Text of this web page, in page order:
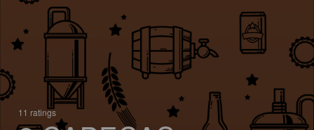
11 ratings